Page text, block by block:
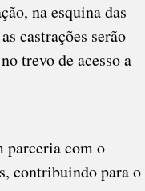
na esquina das
castrações serão
trevo de acesso a
parceria com o
contribuindo para o